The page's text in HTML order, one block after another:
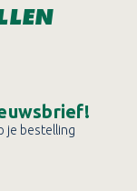
je bestelling